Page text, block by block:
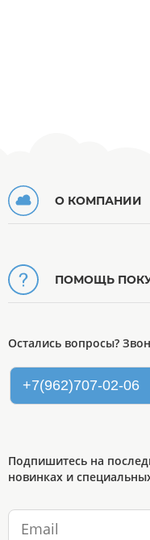
О КОМПАНИИ
ПОМОЩЬ
Остались вопросы?
+7(962)707-02-06
Подпишитесь на
новинках и